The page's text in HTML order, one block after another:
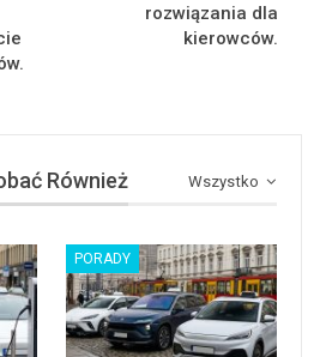
rozwiązania dla
kierowców.
Wszystko
Również
PORADY